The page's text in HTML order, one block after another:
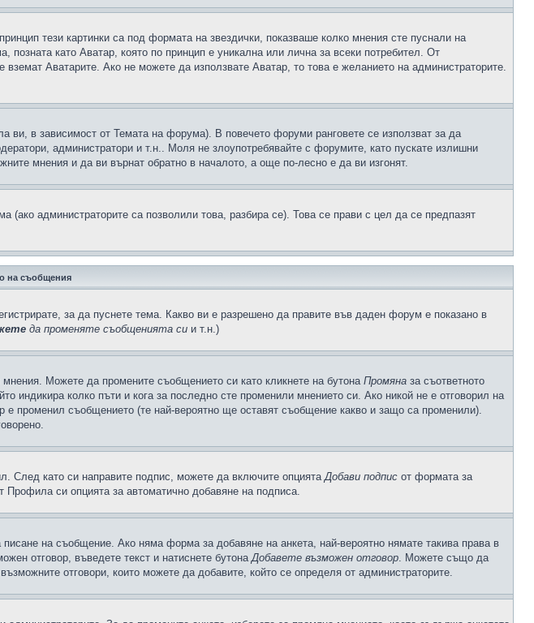
тези картинки са под формата на звездички, показваше колко мнения сте пуснали на
като Аватар, която по принцип е уникална или лична за всеки потребител. От
Аватарите. Ако не можете да използвате Аватар, то това е желанието на администраторите.
ви, в зависимост от Темата на форума). В повечето форуми ранговете се използват за да
администратори и т.н.. Моля не злоупотребявайте с форумите, като пускате излишни
мнения и да ви върнат обратно в началото, а още по-лесно е да ви изгонят.
администраторите са позволили това, разбира се). Това се прави с цел да се предпазят
на съобщения
за да пуснете тема. Какво ви е разрешено да правите във даден форум е показано в
да променяте съобщенията си и т.н.)
Можете да промените съобщението си като кликнете на бутона Промяна за съответното
индикира колко пъти и кога за последно сте променили мнението си. Ако никой не е отговорил на
е променил съобщението (те най-вероятно ще оставят съобщение какво и защо са променили).
След като си направите подпис, можете да включите опциятаДобави подпис от формата за
си опцията за автоматично добавяне на подписа.
на съобщение. Ако няма форма за добавяне на анкета, най-вероятно нямате такива права в
отговор, въведете текст и натиснете бутонаДобавете възможен отговор. Можете също да
отговори, които можете да добавите, който се определя от администраторите.